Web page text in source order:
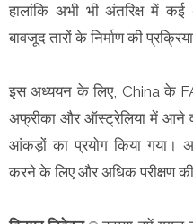
हालांकि अभी भी अंतरिक्ष में
बावजूद तारों के निर्माण की
इस अध्ययन के लिए, China के
अफ्रीका और ऑस्ट्रेलिया में
आंकड़ों का प्रयोग किया गया।
करने के लिए और अधिक परीक्षण